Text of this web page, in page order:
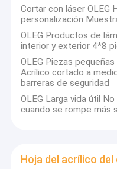
Cortar con láser OLEG
personalización
OLEG Productos de
interior y exterior 4*8
OLEG Piezas
Acrílico cortado a
barreras de seguridad
OLEG Larga vida útil
cuando se rompe más
Hoja del acrílico